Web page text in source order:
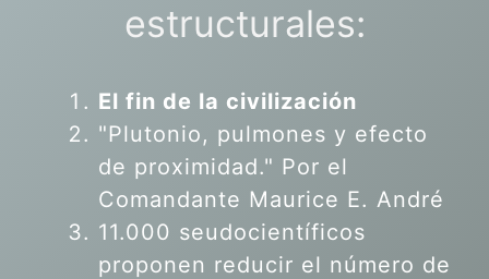
estructurales:
El fin de la civilización
"Plutonio, pulmones y efecto
de proximidad." Por el
Comandante Maurice E. André
11.000 seudocientíficos
proponen reducir el número de